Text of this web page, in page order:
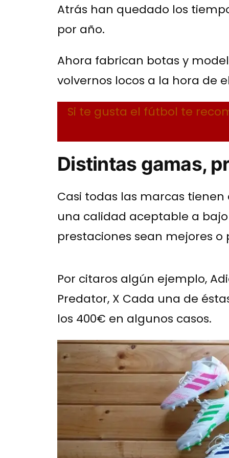
Atrás han quedado los
por año.
Ahora fabrican botas y
volvernos locos a la hora de
Si te gusta el fútbol te
Distintas gamas,
Casi todas las marcas
una calidad aceptable a
prestaciones sean mejores o
Por citaros algún ejemplo,
Predator, X Cada una de
los 400€ en algunos casos.